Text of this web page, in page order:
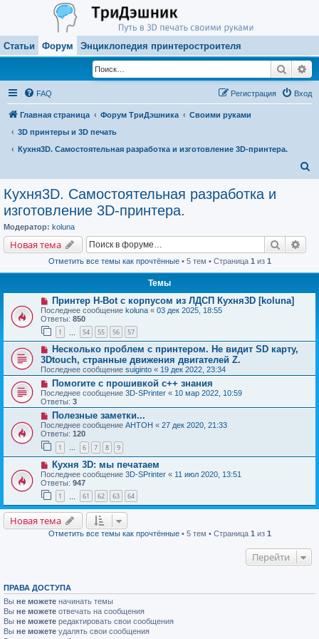
Статьи Форум Энциклопедия принтеростроителя
Поиск
FAQ Вход
Регистрация
Главная страница Форум ТриДэшника
Своими руками
3D принтеры и 3D печать
Кухня3D. Самостоятельная разработка и изготовление 3D-принтера.
Кухня3D. Самостоятельная разработка и
изготовление 3D-принтера.
Модератор: koluna
Новая тема Поиск
Отметить все темы как прочтённые• 5 тем • Страница 1 из 1
Темы
Принтер H-Bot с корпусом из ЛДСП Кухня3D [koluna]
Последнее сообщение koluna « 03 дек 2025, 18:55
Ответы: 850
1 54 55 56 57
Несколько проблем с принтером. Не видит SD карту,
3Dtouch, странные движения двигателей Z.
Последнее сообщение suiginto « 19 дек 2022, 23:34
Помогите с прошивкой с++ знания
Последнее сообщение 3D-SPrinter « 10 мар 2022, 10:59
Ответы: 3
Полезные заметки...
Последнее сообщение AHTOH « 27 дек 2020, 21:33
Ответы: 120
1 … 6 7 8 9
Кухня 3D: мы печатаем
Последнее сообщение 3D-SPrinter « 11 июл 2020, 13:51
Ответы: 947
1 61 62 63 64
Новая тема
Отметить все темы как прочтённые• 5 тем • Страница 1из 1
Перейти
ПРАВА ДОСТУПА
Вы не можете начинать темы
Вы не можете отвечать на сообщения
Вы не можете редактировать свои сообщения
Вы не можете удалять свои сообщения